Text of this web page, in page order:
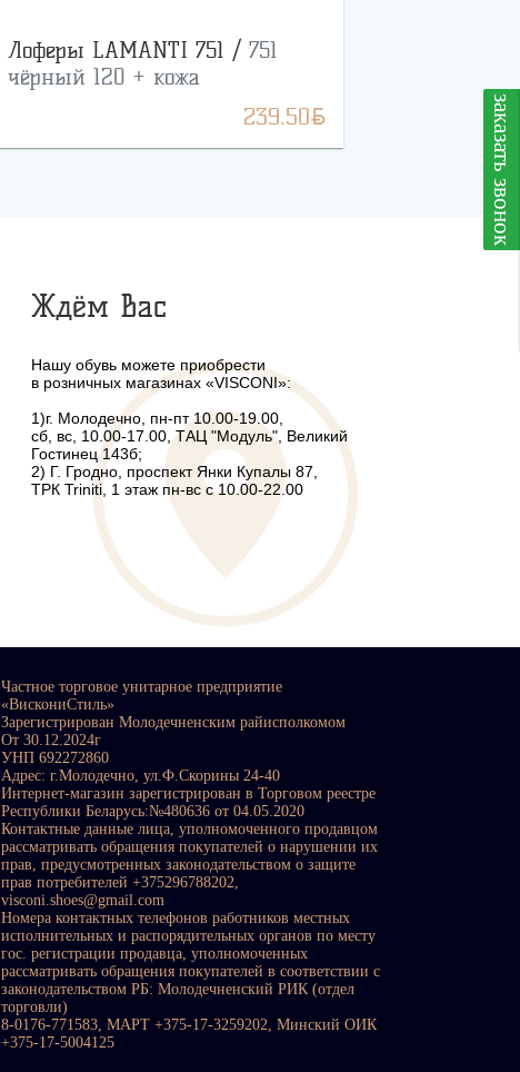
Лоферы LAMANTI 751 / 751
чёрный 120 + кожа
239.50BYN заказать звонок
Ждём Вас
Нашу обувь можете приобрести
в розничных магазинах «VISCONI»:
1)г. Молодечно, пн-пт 10.00-19.00,
сб, вс, 10.00-17.00, ТАЦ "Модуль", Великий
Гостинец 143б;
2) Г. Гродно, проспект Янки Купалы 87,
ТРК Triniti, 1 этаж пн-вс с 10.00-22.00
Частное торговое унитарное предприятие
«ВискониСтиль»
Зарегистрирован Молодечненским райисполкомом
От 30.12.2024г
УНП 692272860
Адрес: г.Молодечно, ул.Ф.Скорины 24-40
Интернет-магазин зарегистрирован в Торговом реестре
Республики Беларусь:№480636 от 04.05.2020
Контактные данные лица, уполномоченного продавцом
рассматривать обращения покупателей о нарушении их
прав, предусмотренных законодательством о защите
прав потребителей +375296788202,
visconi.shoes@gmail.com
Номера контактных телефонов работников местных
исполнительных и распорядительных органов по месту
гос. регистрации продавца, уполномоченных
рассматривать обращения покупателей в соответствии с
законодательством РБ: Молодечненский РИК (отдел
торговли)
8-0176-771583, МАРТ +375-17-3259202, Минский ОИК
+375-17-5004125